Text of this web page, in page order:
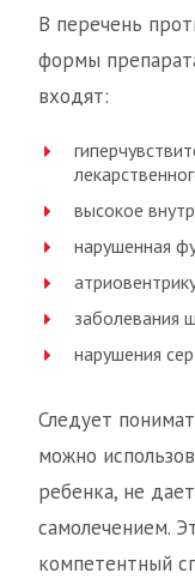
В перечень
формы
входят:
высокое
нарушенная
заболевания
нарушения
Следует
можно
ребенка, не
самолечением.
компетентный